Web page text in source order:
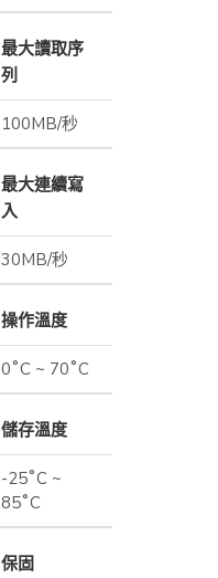
最大讀取序
列
100MB/秒
最大連續寫
入
30MB/秒
操作溫度
0˚C ~ 70˚C
儲存溫度
-25˚C ~
85˚C
保固